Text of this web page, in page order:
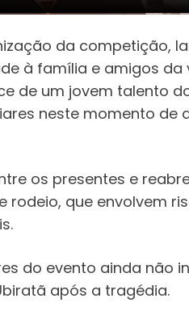
da competição,
à família e amigos da
de um jovem talento
neste momento de
os presentes e
que envolvem
do evento ainda não
após a tragédia.